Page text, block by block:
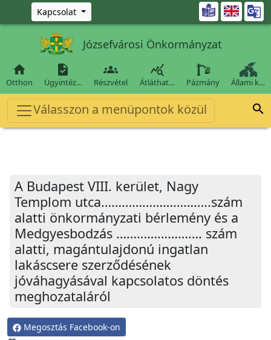
Ugrás a fő tartalomra
Kapcsolat 
Józsefvárosi Önkormányzat

Otthon

Ügyintéz…

Részvétel

Átláthat… Pázmány Állami k…
Válasszon a menüpontok közül 
A Budapest VIII. kerület, Nagy
Templom utca…………………………..szám
alatti önkormányzati bérlemény és a
Medgyesbodzás ……………………. szám
alatti, magántulajdonú ingatlan
lakáscsere szerződésének
jóváhagyásával kapcsolatos döntés
meghozataláról
Megosztás Facebook-on